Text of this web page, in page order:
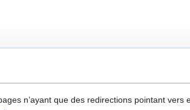
n’ayant que des redirections pointant